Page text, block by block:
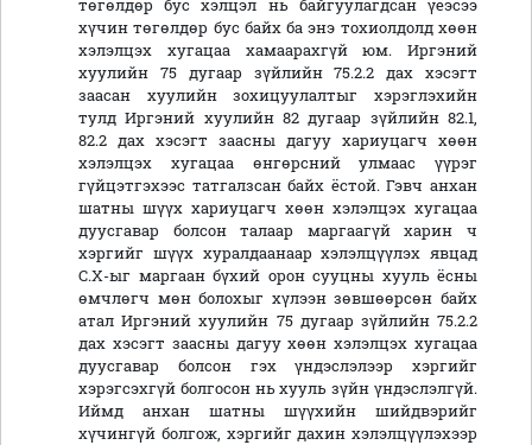
төгөлдөр бус хэлцэл нь байгуулагдсан үеэсээ
хүчин төгөлдөр бус байх ба энэ тохиолдолд хөөн
хэлэлцэх хугацаа хамаарахгүй юм. Иргэний
хуулийн 75 дугаар зүйлийн 75.2.2 дах хэсэгт
заасан хуулийн зохицуулалтыг хэрэглэхийн
тулд Иргэний хуулийн 82 дугаар зүйлийн 82.1,
82.2 дах хэсэгт заасны дагуу хариуцагч хөөн
хэлэлцэх хугацаа өнгөрсний улмаас үүрэг
гүйцэтгэхээс татгалзсан байх ёстой. Гэвч анхан
шатны шүүх хариуцагч хөөн хэлэлцэх хугацаа
дуусгавар болсон талаар маргаагүй харин ч
хэргийг шүүх хуралдаанаар хэлэлцүүлэх явцад
С.Х-ыг маргаан бүхий орон сууцны хууль ёсны
өмчлөгч мөн болохыг хүлээн зөвшөөрсөн байх
атал Иргэний хуулийн 75 дугаар зүйлийн 75.2.2
дах хэсэгт заасны дагуу хөөн хэлэлцэх хугацаа
дуусгавар болсон гэх үндэслэлээр хэргийг
хэрэгсэхгүй болгосон нь хууль зүйн үндэслэлгүй.
Иймд анхан шатны шүүхийн шийдвэрийг
хүчингүй болгож, хэргийг дахин хэлэлцүүлэхээр